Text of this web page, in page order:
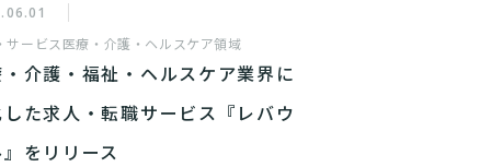
サービス医療・介護・ヘルスケア領域
介護・福祉・ヘルスケア業界に
た求人・転職サービス『レバウ
をリリース